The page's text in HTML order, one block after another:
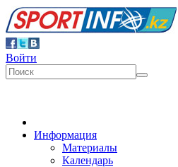
Войти
Информация
Материалы
Календарь